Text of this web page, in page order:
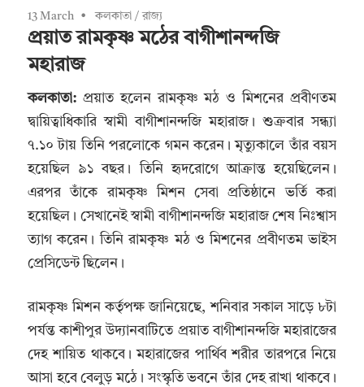
13 March কলকাতা /রাজ্য
প্রয়াত রামকৃষ্ণ মঠের বাগীশানন্দজি
মহারাজ
কলকাতা: প্রয়াত হলেন রামকৃষ্ণ মঠ ও মিশনের প্রবীণতম
দ্বায়িত্বাধিকারি স্বামী বাগীশানন্দজি মহারাজ। শুক্রবার সন্ধ্যা
৭.১০ টায় তিনি পরলোকে গমন করেন। মৃত্যুকালে তাঁর বয়স
হয়েছিল ৯১ বছর। তিনি হৃদরোগে আক্রান্ত হয়েছিলেন।
এরপর তাঁকে রামকৃষ্ণ মিশন সেবা প্রতিষ্ঠানে ভর্তি করা
হয়েছিল। সেখানেই স্বামী বাগীশানন্দজি মহারাজ শেষ নিঃশ্বাস
ত্যাগ করেন। তিনি রামকৃষ্ণ মঠ ও মিশনের প্রবীণতম ভাইস
প্রেসিডেন্ট ছিলেন।
রামকৃষ্ণ মিশন কর্তৃপক্ষ জানিয়েছে, শনিবার সকাল সাড়ে ৮টা
পর্যন্ত কাশীপুর উদ্যানবাটিতে প্রয়াত বাগীশানন্দজি মহারাজের
দেহ শায়িত থাকবে। মহারাজের পার্থিব শরীর তারপরে নিয়ে
আসা হবে বেলুড় মঠে। সংস্কৃতি ভবনে তাঁর দেহ রাখা থাকবে।